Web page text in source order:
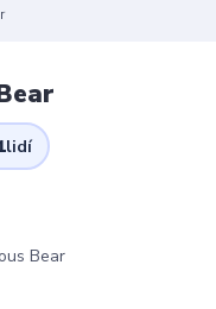
lidí